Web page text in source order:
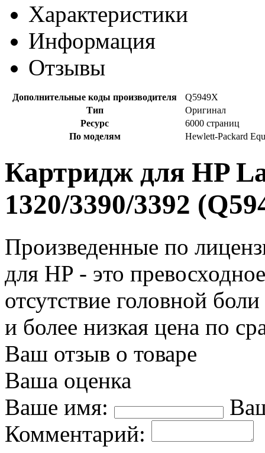
Характеристики
Информация
Отзывы
Дополнительные коды производителя
Q5949X
Тип
Оригинал
Ресурс
6000 страниц
По моделям
Hewlett-Packard
Картридж для HP
1320/3390/3392
Произведенные по
для HP - это
отсутствие головной
и более низкая цена по
Ваш отзыв о товаре
Ваша оценка
Ваше имя:
Комментарий: